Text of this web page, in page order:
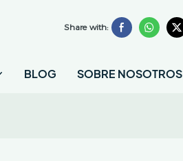
Share with:
BLOG SOBRE NOSOTROS